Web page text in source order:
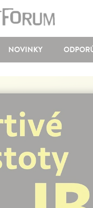
NOVINKY